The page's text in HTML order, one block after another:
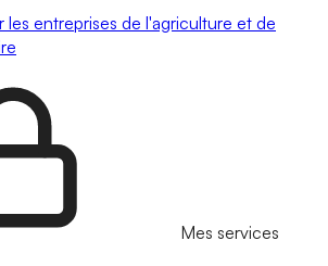
les entreprises de l'agriculture et de
Mes services